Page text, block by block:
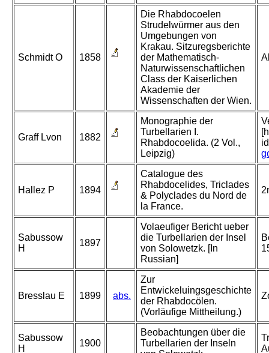
Schmidt O 1858
Die Rhabdocoelen
Strudelwürmer aus den
Umgebungen von
Krakau. Sitzuregsberichte
der Mathematisch-
Naturwissenschaftlichen
Class der Kaiserlichen
Akademie der
Wissenschaften der Wien.
Graff Lvon 1882
Monographie der
Turbellarien I.
Rhabdocoelida. (2 Vol.,
Leipzig)
Hallez P 1894
Catalogue des
Rhabdocelides, Triclades
& Polyclades du Nord de
la France.
Sabussow
H
1897
Volaeufiger Bericht ueber
die Turbellarien der Insel
von Solowetzk. [In
Russian]
Bresslau E 1899 abs.
Zur
Entwickeluingsgeschichte
der Rhabdocölen.
(Vorläufige Mittheilung.)
Sabussow
H
1900
Beobachtungen über die
Turbellarien der Inseln